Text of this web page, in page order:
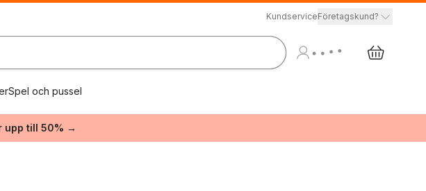
KundserviceFöretagskund?
Spel och pussel
upp till 50% →